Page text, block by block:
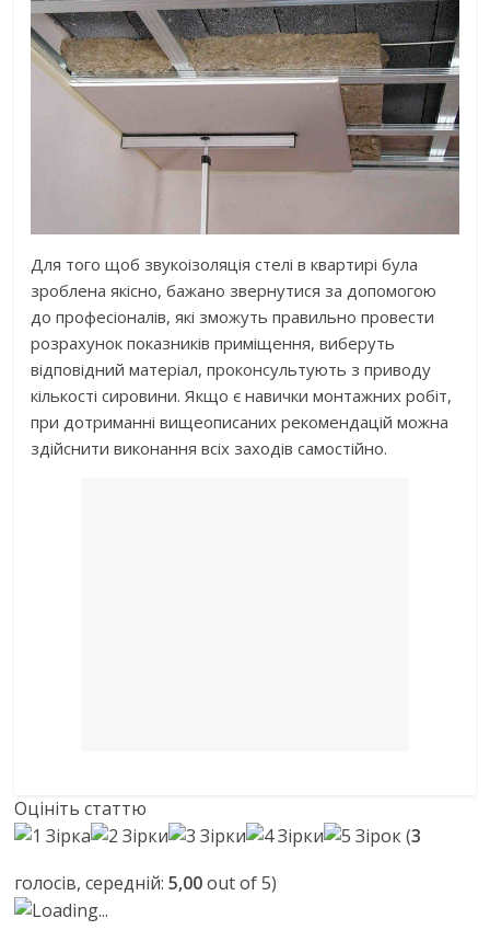
Для того щоб звукоізоляція стелі в квартирі була
зроблена якісно, бажано звернутися за допомогою
до професіоналів, які зможуть правильно провести
розрахунок показників приміщення, виберуть
відповідний матеріал, проконсультують з приводу
кількості сировини. Якщо є навички монтажних робіт,
при дотриманні вищеописаних рекомендацій можна
здійснити виконання всіх заходів самостійно.
Оцініть статтю
(3
голосів, середній:5,00out of 5)
Loading...